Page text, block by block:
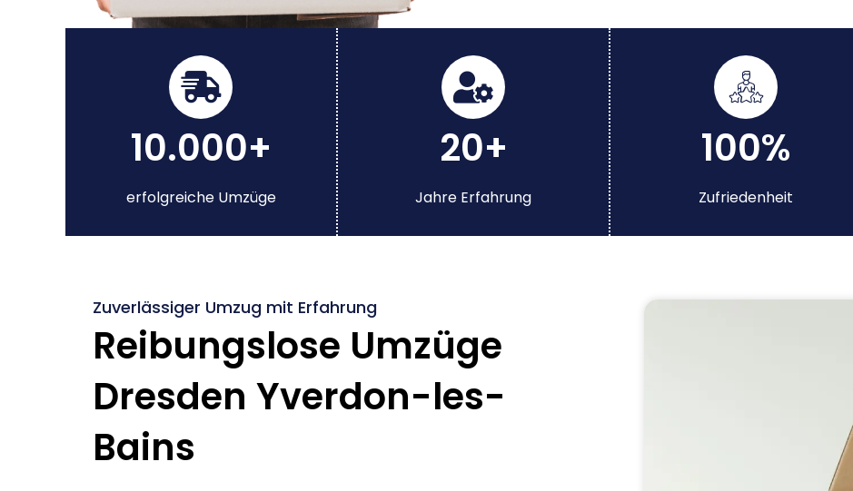
10.000+
erfolgreiche Umzüge
20+
Jahre Erfahrung
100%
Zufriedenheit
Zuverlässiger Umzug mit Erfahrung
Reibungslose Umzüge
Dresden Yverdon-les-
Bains